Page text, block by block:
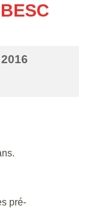
2016
pré-